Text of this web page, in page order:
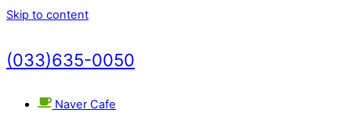
Skip to content
(033)635-0050
Naver Cafe